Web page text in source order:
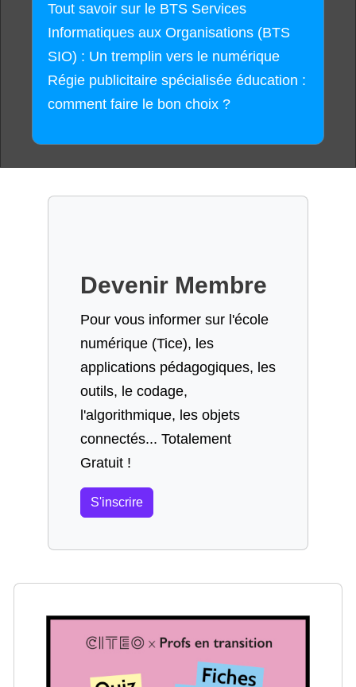
Tout savoir sur le BTS Services
Informatiques aux Organisations (BTS
SIO) : Un tremplin vers le numérique
Régie publicitaire spécialisée éducation :
comment faire le bon choix ?
Devenir Membre
Pour vous informer sur l'école
numérique (Tice), les
applications pédagogiques, les
outils, le codage,
l'algorithmique, les objets
connectés... Totalement
Gratuit !
S'inscrire